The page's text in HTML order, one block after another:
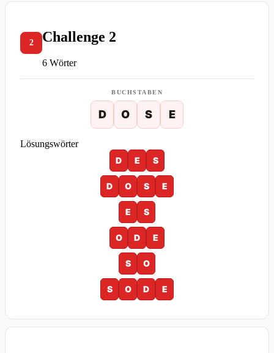
2 Challenge 2
6 Wörter
BUCHSTABEN
D O S E
Lösungswörter
D
E S
D O S E
E S
O D E
S O
S O D E